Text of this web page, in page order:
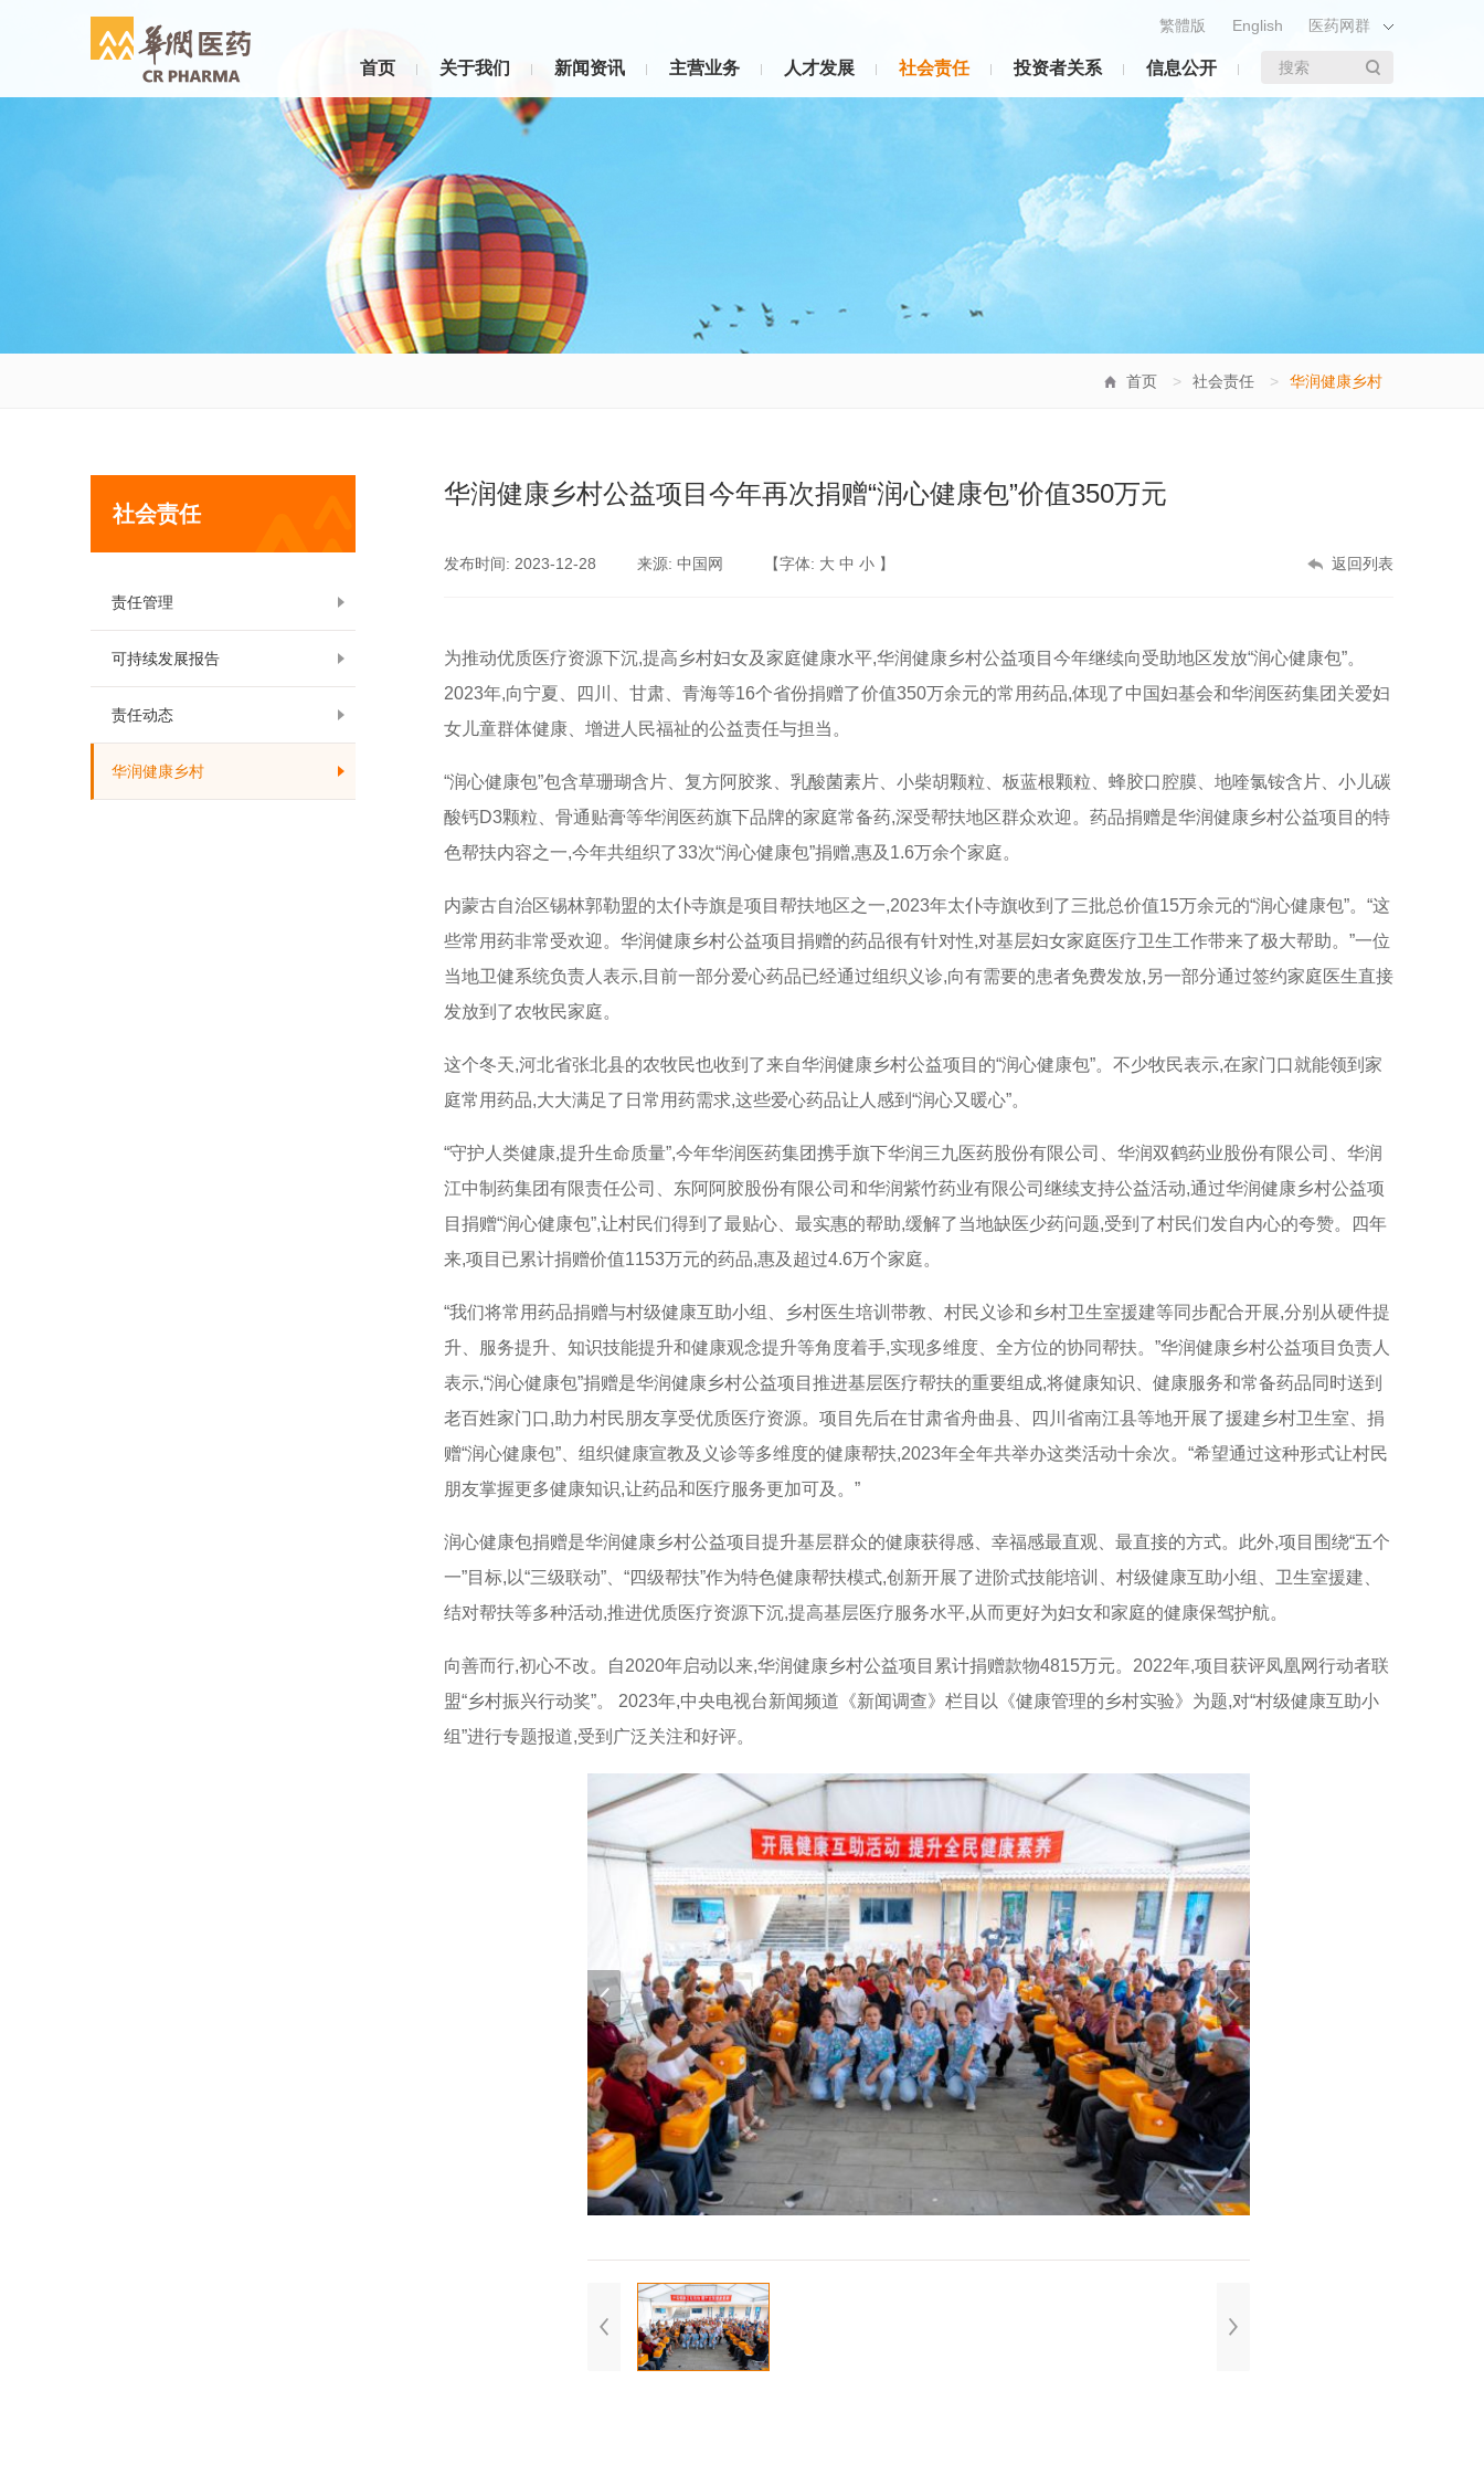
首页 关于我们 新闻资讯 主营业务 人才发展 社会责任 投资者关系 信息公开
医药网群
繁體版 English
搜索
首页 > 社会责任 > 华润健康乡村
社会责任
责任管理
可持续发展报告
责任动态
华润健康乡村
华润健康乡村公益项目今年再次捐赠“润心健康包”价值350万元
发布时间: 2023-12-28 来源: 中国网 【字体: 大 中 小 】 返回列表
为推动优质医疗资源下沉,提高乡村妇女及家庭健康水平,华润健康乡村公益项目今年继续向受助地区发放“润心健康包”。
2023年,向宁夏、四川、甘肃、青海等16个省份捐赠了价值350万余元的常用药品,体现了中国妇基会和华润医药集团关爱妇
女儿童群体健康、增进人民福祉的公益责任与担当。
“润心健康包”包含草珊瑚含片、复方阿胶浆、乳酸菌素片、小柴胡颗粒、板蓝根颗粒、蜂胶口腔膜、地喹氯铵含片、小儿碳
酸钙D3颗粒、骨通贴膏等华润医药旗下品牌的家庭常备药,深受帮扶地区群众欢迎。药品捐赠是华润健康乡村公益项目的特
色帮扶内容之一,今年共组织了33次“润心健康包”捐赠,惠及 1.6万余个家庭。
内蒙古自治区锡林郭勒盟的太仆寺旗是项目帮扶地区之一,2023年太仆寺旗收到了三批总价值15万余元的“润心健康包”。“这
些常用药非常受欢迎。华润健康乡村公益项目捐赠的药品很有针对性,对基层妇女家庭医疗卫生工作带来了极大帮助。”一位
当地卫健系统负责人表示, 目前一部分爱心药品已经通过组织义诊,向有需要的患者免费发放,另一部分通过签约家庭医生直接
发放到了农牧民家庭。
这个冬天,河北省张北县的农牧民也收到了来自华润健康乡村公益项目的“润心健康包”。不少牧民表示,在家门口就能领到家
庭常用药品,大大满足了日常用药需求,这些爱心药品让人感到“润心又暖心”。
“守护人类健康,提升生命质量”,今年华润医药集团携手旗下华润三九医药股份有限公司、华润双鹤药业股份有限公司、华润
江中制药集团有限责任公司、东阿阿胶股份有限公司和华润紫竹药业有限公司继续支持公益活动,通过华润健康乡村公益项
目捐赠“润心健康包”,让村民们得到了最贴心、最实惠的帮助,缓解了当地缺医少药问题,受到了村民们发自内心的夸赞。四年
来,项目已累计捐赠价值1153万元的药品,惠及超过4.6万个家庭。
“我们将常用药品捐赠与村级健康互助小组、乡村医生培训带教、村民义诊和乡村卫生室援建等同步配合开展,分别从硬件提
升、服务提升、知识技能提升和健康观念提升等角度着手,实现多维度、全方位的协同帮扶。”华润健康乡村公益项目负责人
表示,“润心健康包”捐赠是华润健康乡村公益项目推进基层医疗帮扶的重要组成,将健康知识、健康服务和常备药品同时送到
老百姓家门口,助力村民朋友享受优质医疗资源。项目先后在甘肃省舟曲县、四川省南江县等地开展了援建乡村卫生室、捐
赠“润心健康包”、组织健康宣教及义诊等多维度的健康帮扶,2023年全年共举办这类活动十余次。“希望通过这种形式让村民
朋友掌握更多健康知识,让药品和医疗服务更加可及。”
润心健康包捐赠是华润健康乡村公益项目提升基层群众的健康获得感、幸福感最直观、最直接的方式。此外,项目围绕“五个
一”目标, 以“三级联动”、“四级帮扶”作为特色健康帮扶模式,创新开展了进阶式技能培训、村级健康互助小组、卫生室援建、
结对帮扶等多种活动,推进优质医疗资源下沉,提高基层医疗服务水平,从而更好为妇女和家庭的健康保驾护航。
向善而行,初心不改。自2020年启动以来,华润健康乡村公益项目累计捐赠款物4815万元。 2022年,项目获评凤凰网行动者联
盟“乡村振兴行动奖”。 2023年,中央电视台新闻频道《新闻调查》栏目以《健康管理的乡村实验》为题,对“村级健康互助小
组”进行专题报道,受到广泛关注和好评。